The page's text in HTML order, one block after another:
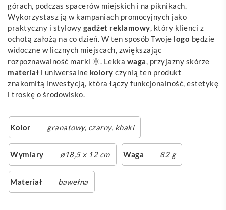
górach, podczas spacerów miejskich i na piknikach.
Wykorzystasz ją w kampaniach promocyjnych jako
praktyczny i stylowy gadżet reklamowy, który klienci z
ochotą założą na co dzień. W ten sposób Twoje logo będzie
widoczne w licznych miejscach, zwiększając
rozpoznawalność marki 🌞. Lekka waga, przyjazny skórze
materiał i uniwersalne kolory czynią ten produkt
znakomitą inwestycją, która łączy funkcjonalność, estetykę
i troskę o środowisko.
Kolor granatowy, czarny, khaki
Wymiary ø18,5 x 12 cm Waga 82 g
Materiał bawełna